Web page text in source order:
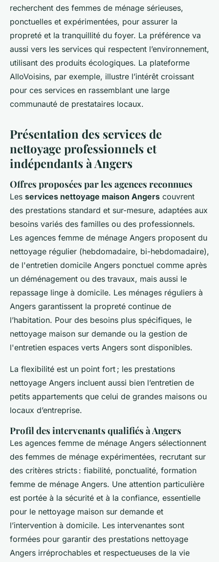
recherchent des femmes de ménage sérieuses,
ponctuelles et expérimentées, pour assurer la
propreté et la tranquillité du foyer. La préférence va
aussi vers les services qui respectent l’environnement,
utilisant des produits écologiques. La plateforme
AlloVoisins, par exemple, illustre l’intérêt croissant
pour ces services en rassemblant une large
communauté de prestataires locaux.
Présentation des services de
nettoyage professionnels et
indépendants à Angers
Offres proposées par les agences reconnues
Les services nettoyage maison Angers couvrent
des prestations standard et sur-mesure, adaptées aux
besoins variés des familles ou des professionnels.
Les agences femme de ménage Angers proposent du
nettoyage régulier (hebdomadaire, bi-hebdomadaire),
de l'entretien domicile Angers ponctuel comme après
un déménagement ou des travaux, mais aussi le
repassage linge à domicile. Les ménages réguliers à
Angers garantissent la propreté continue de
l’habitation. Pour des besoins plus spécifiques, le
nettoyage maison sur demande ou la gestion de
l'entretien espaces verts Angers sont disponibles.
La flexibilité est un point fort ; les prestations
nettoyage Angers incluent aussi bien l’entretien de
petits appartements que celui de grandes maisons ou
locaux d’entreprise.
Profil des intervenants qualifiés à Angers
Les agences femme de ménage Angers sélectionnent
des femmes de ménage expérimentées, recrutant sur
des critères stricts : fiabilité, ponctualité, formation
femme de ménage Angers. Une attention particulière
est portée à la sécurité et à la confiance, essentielle
pour le nettoyage maison sur demande et
l’intervention à domicile. Les intervenantes sont
formées pour garantir des prestations nettoyage
Angers irréprochables et respectueuses de la vie